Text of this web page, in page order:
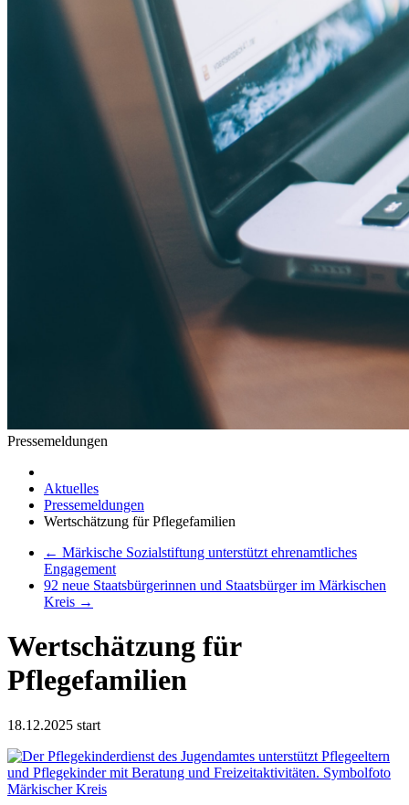
Pressemeldungen
Aktuelles
Pressemeldungen
Wertschätzung für Pflegefamilien
← Märkische Sozialstiftung unterstützt ehrenamtliches
Engagement
92 neue Staatsbürgerinnen und Staatsbürger im Märkischen
Kreis →
Wertschätzung für
Pflegefamilien
18.12.2025 start